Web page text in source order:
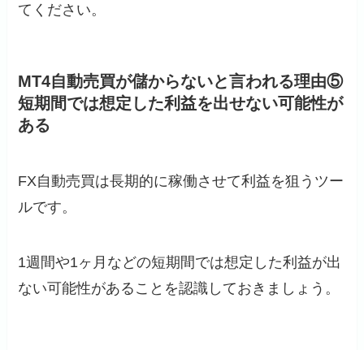
てください。
MT4自動売買が儲からないと言われる理由⑤
短期間では想定した利益を出せない可能性が
ある
FX自動売買は長期的に稼働させて利益を狙うツー
ルです。
1週間や1ヶ月などの短期間では想定した利益が出
ない可能性があることを認識しておきましょう。